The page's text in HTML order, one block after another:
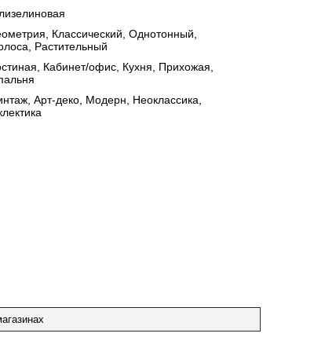
Классический, Однотонный,
Растительный
Кабинет/офис, Кухня, Прихожая,
Арт-деко, Модерн, Неоклассика,